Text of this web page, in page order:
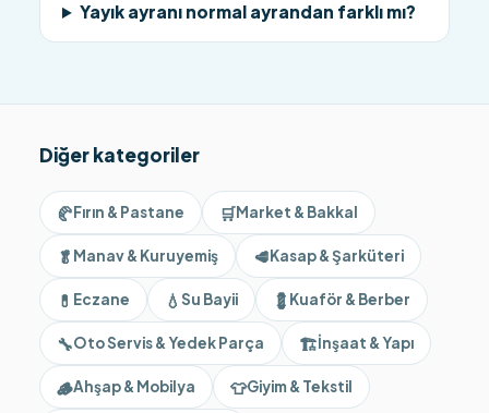
Yayık ayranı normal ayrandan farklı mı?
Diğer kategoriler
🥐Fırın & Pastane 🛒Market & Bakkal
🥬 Manav & Kuruyemiş 🥩Kasap & Şarküteri
💊 Eczane 💧 Su Bayii 💈 Kuaför & Berber
🔧Oto Servis & Yedek Parça 🏗️İnşaat & Yapı
🪵Ahşap & Mobilya 👕Giyim & Tekstil